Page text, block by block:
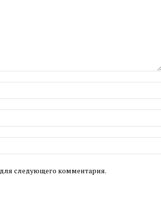
следующего комментария.